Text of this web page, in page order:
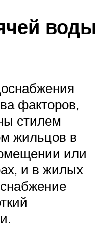
воды
факторов,
стилем
жильцов в
или
и в жилых